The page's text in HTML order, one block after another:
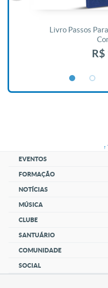
Livro Passos
R$
↑
EVENTOS
FORMAÇÃO
NOTÍCIAS
MÚSICA
CLUBE
SANTUÁRIO
COMUNIDADE
SOCIAL